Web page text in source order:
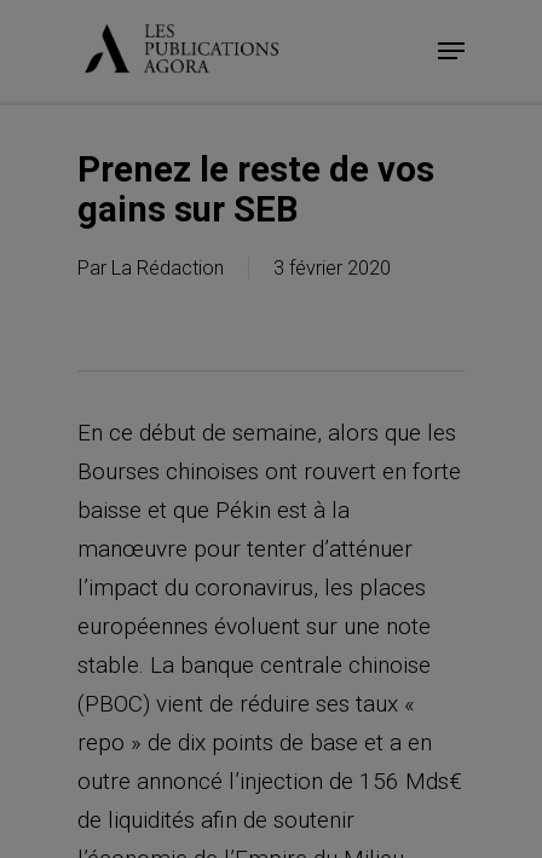
Menu
Prenez le reste de vos
gains sur SEB
Par La Rédaction 3 février 2020
En ce début de semaine, alors que les
Bourses chinoises ont rouvert en forte
baisse et que Pékin est à la
manœuvre pour tenter d’atténuer
l’impact du coronavirus, les places
européennes évoluent sur une note
stable. La banque centrale chinoise
(PBOC) vient de réduire ses taux «
repo » de dix points de base et a en
outre annoncé l’injection de 156 Mds€
de liquidités afin de soutenir